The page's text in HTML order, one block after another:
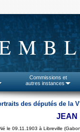
Commissions et
autres instances
des députés de la V
JEAN
Né le 09.11.1903 à Libreville